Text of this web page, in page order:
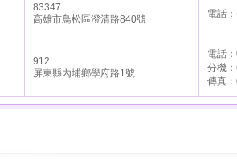
83347
高雄市鳥松區澄清路840號
電話
912
屏東縣內埔鄉學府路1號
電話
分機
傳真